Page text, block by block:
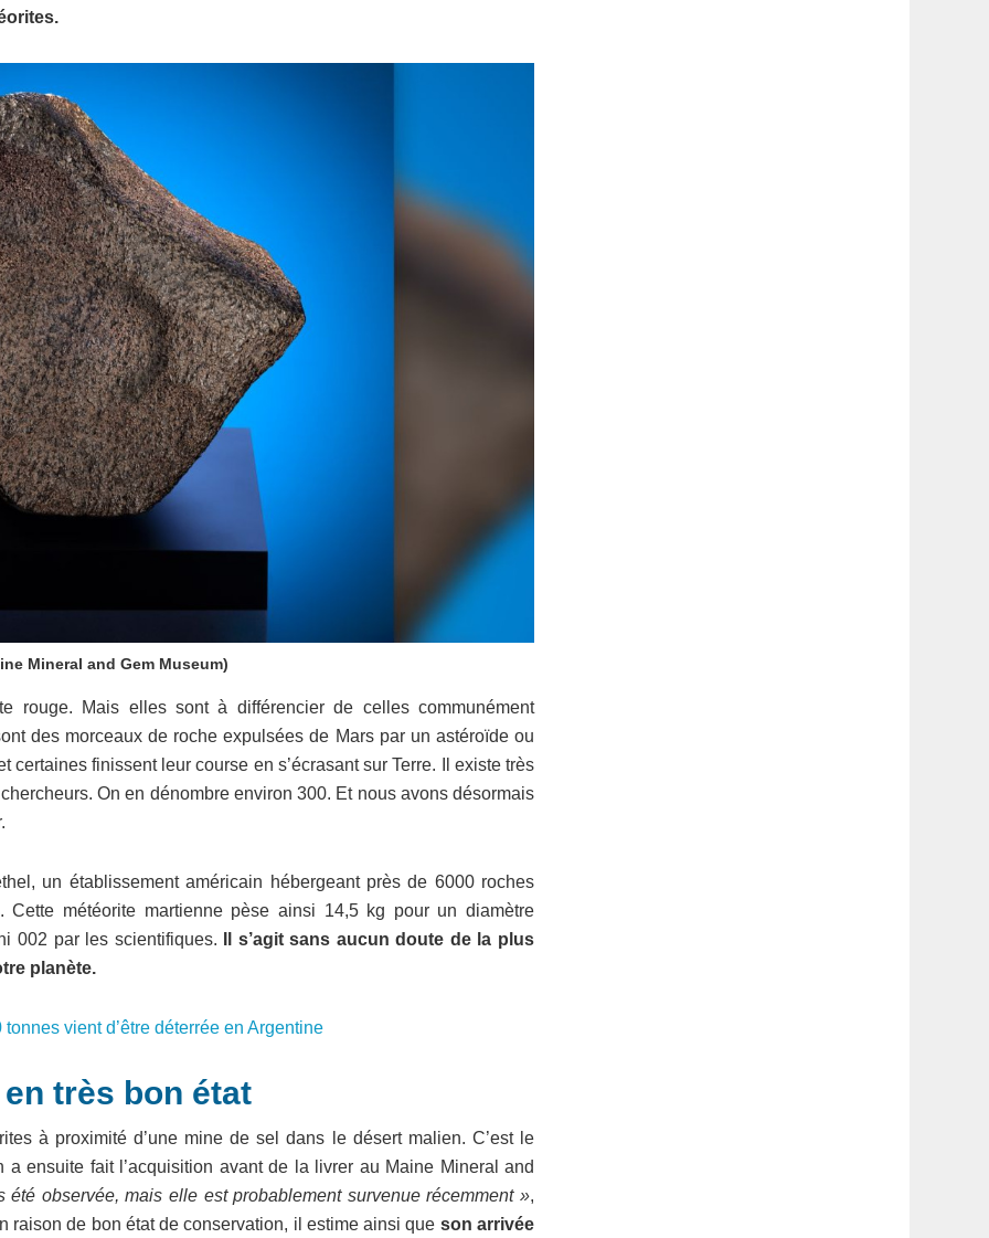
Mineral and Gem Museum)
rouge. Mais elles sont à différencier de celles communément
des morceaux de roche expulsées de Mars par un astéroïde ou
certaines finissent leur course en s’écrasant sur Terre. Il existe très
On en dénombre environ 300. Et nous avons désormais
un établissement américain hébergeant près de 6000 roches
Cette météorite martienne pèse ainsi 14,5 kg pour un diamètre
002 par les scientifiques.
Il s’agit sans aucun doute de la plus
planète.
vient d’être déterrée en Argentine
très bon état
à proximité d’une mine de sel dans le désert malien. C’est le
ensuite fait l’acquisition avant de la livrer au Maine Mineral and
été observée, mais elle est probablement survenue récemment »,
de bon état de conservation, il estime ainsi que son arrivée